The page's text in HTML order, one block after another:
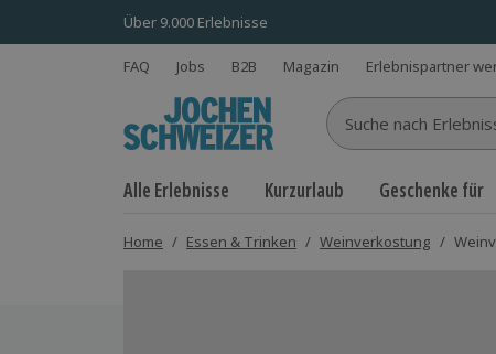
Über 9.000 Erlebnisse
FAQ Jobs B2B Magazin Erlebnispartner
Suche nach
Alle Erlebnisse Kurzurlaub Geschenke für
Home / Essen & Trinken / Weinverkostung /